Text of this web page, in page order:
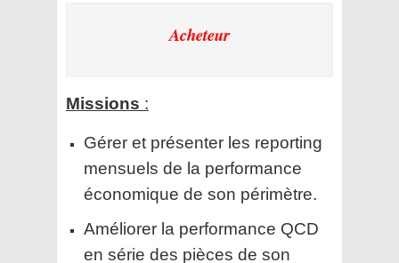
Acheteur
Missions :
Gérer et présenter les reporting
mensuels de la performance
économique de son périmètre.
Améliorer la performance QCD
en série des pièces de son